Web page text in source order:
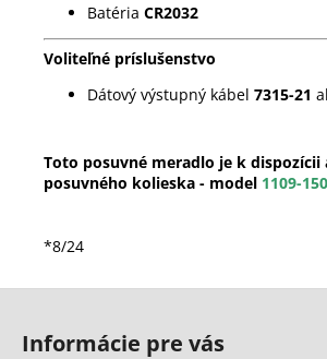
Batéria CR2032
Voliteľné príslušenstvo
Dátový výstupný kábel 7315-21
Toto posuvné meradlo je k dispozícii
posuvného kolieska - model 1109-150
*8/24
Informácie pre vás